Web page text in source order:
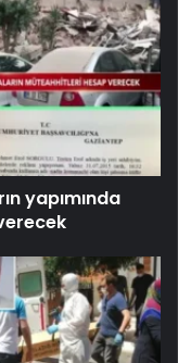
yapımında